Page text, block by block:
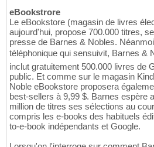
eBookstrore
Le eBookstore (magasin de livres
aujourd'hui, propose 700.000 titres,
presse de Barnes & Nobles.
téléphonique qui sensuivit, Barnes &
inclut gratuitement 500.000 livres de
public. Et comme sur le magasin
Noble eBookstore proposera
best-sellers à 9,99 $. Barnes espère
million de titres ses sélections au
compris les e-books des habituels
to-e-book indépendants et Google.